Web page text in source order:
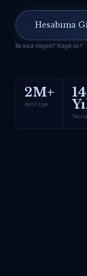
Hesabıma
İlk kez miyim? Kayıt ol
2M+
Aktif Üye
14